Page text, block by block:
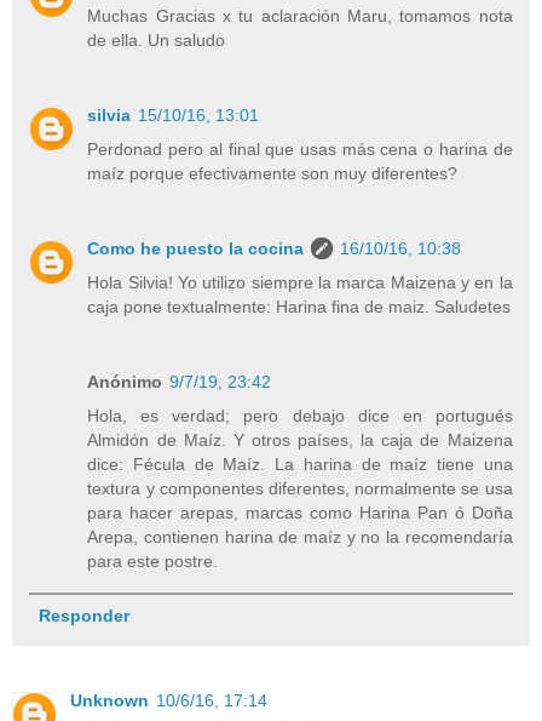
Muchas Gracias x tu aclaración Maru, tomamos nota
de ella. Un saludo
silvia 15/10/16, 13:01
Perdonad pero al final que usas más cena o harina de
maíz porque efectivamente son muy diferentes?
Como he puesto la cocina
16/10/16, 10:38
Hola Silvia! Yo utilizo siempre la marca Maizena y en la
caja pone textualmente: Harina fina de maiz. Saludetes
Anónimo 9/7/19, 23:42
Hola, es verdad; pero debajo dice en portugués
Almidón de Maíz. Y otros países, la caja de Maizena
dice: Fécula de Maíz. La harina de maíz tiene una
textura y componentes diferentes, normalmente se usa
para hacer arepas, marcas como Harina Pan ó Doña
Arepa, contienen harina de maíz y no la recomendaría
para este postre.
Responder
Unknown 10/6/16, 17:14